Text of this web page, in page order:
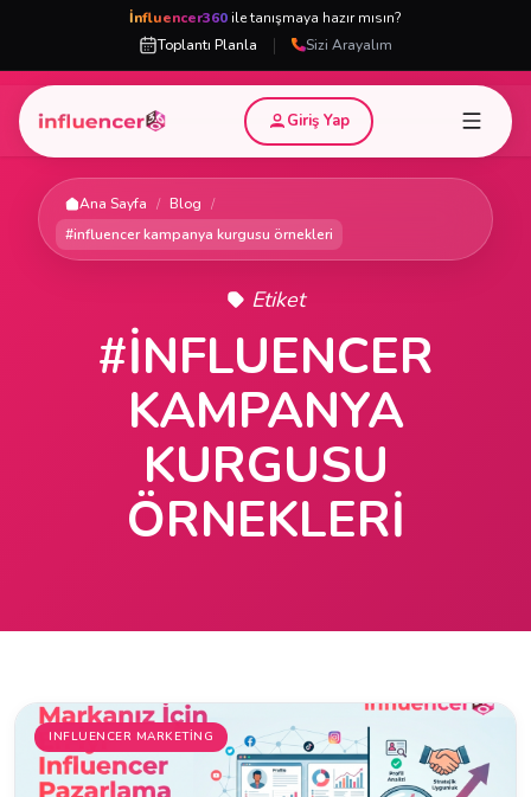
İnfluencer360 ile tanışmaya hazır mısın?
Toplantı Planla
| Sizi Arayalım
Giriş Yap
Ana Sayfa / Blog /
#influencer kampanya kurgusu örnekleri
Etiket
#INFLUENCER
KAMPANYA
KURGUSU
ÖRNEKLERI
INFLUENCER MARKETING